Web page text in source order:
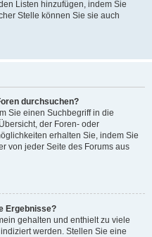
Listen hinzufügen, indem Sie
Stelle können Sie sie auch
durchsuchen?
Sie einen Suchbegriff in die
der Foren- oder
erhalten Sie, indem Sie
von jeder Seite des Forums aus
Ergebnisse?
gehalten und enthielt zu viele
werden. Stellen Sie eine